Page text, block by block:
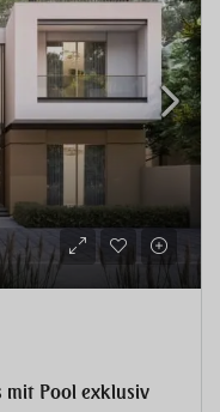
mit Pool exklusiv